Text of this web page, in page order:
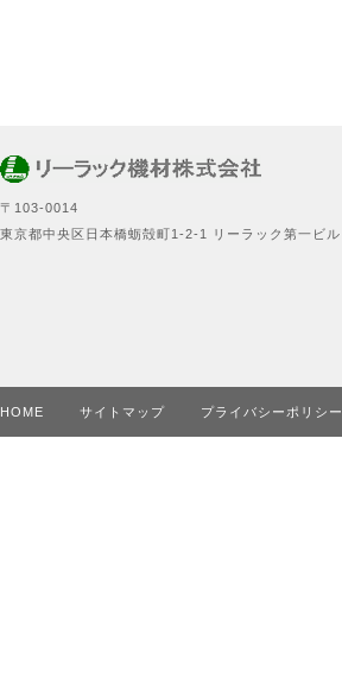
〒103‐0014
東京都中央区日本橋蛎殻町1‐2‐1 リーラック第一ビル
HOME サイトマップ プライバシーポリシー